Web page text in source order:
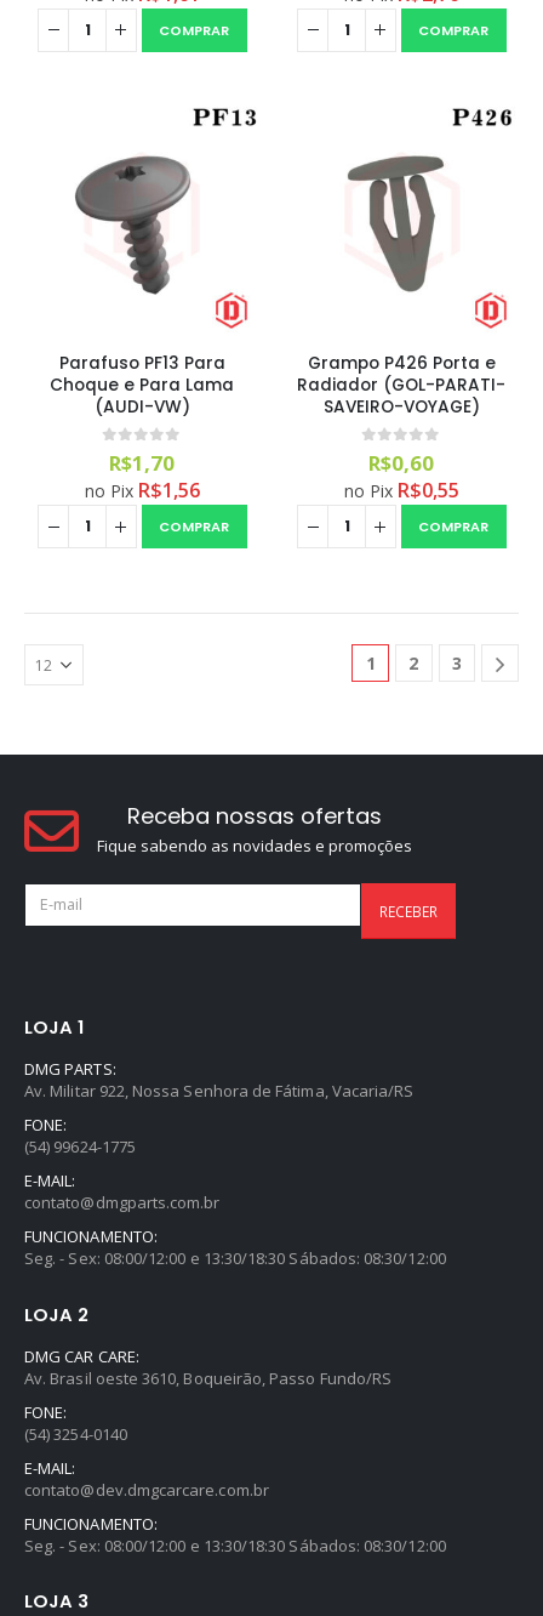
COMPRAR COMPRAR
Parafuso PF13 Para
Choque e Para Lama
(AUDI-VW)
0out of 5
R$1,70
no Pix R$1,56
COMPRAR
Grampo P426 Porta e
Radiador (GOL-PARATI-
SAVEIRO-VOYAGE)
0out of 5
R$0,60
no Pix R$0,55
COMPRAR
1 2 3
Selador Cerâmico Sonax Xtreme Ceramic Spray + Seal (750ml)
R$234,99
R$259,90
Receba nossas ofertas
Fique sabendo as novidades e promoções
LOJA 1
DMG PARTS:
Av. Militar 922, Nossa Senhora de Fátima, Vacaria/RS
FONE:
(54) 99624-1775
E-MAIL:
contato@dmgparts.com.br
FUNCIONAMENTO:
Seg. - Sex: 08:00/12:00 e 13:30/18:30 Sábados: 08:30/12:00
LOJA 2
DMG CAR CARE:
Av. Brasil oeste 3610, Boqueirão, Passo Fundo/RS
FONE:
(54) 3254-0140
E-MAIL:
contato@dev.dmgcarcare.com.br
FUNCIONAMENTO:
Seg. - Sex: 08:00/12:00 e 13:30/18:30 Sábados: 08:30/12:00
LOJA 3